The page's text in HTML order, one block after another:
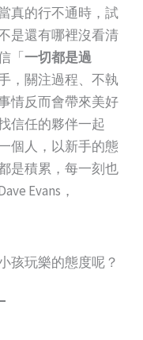
真的行不通時，試
是還有哪裡沒看清
「一切都是過
，關注過程、不執
情反而會帶來美好
信任的夥伴一起
個人，以新手的態
是積累，每一刻也
Evans，
孩玩樂的態度呢？